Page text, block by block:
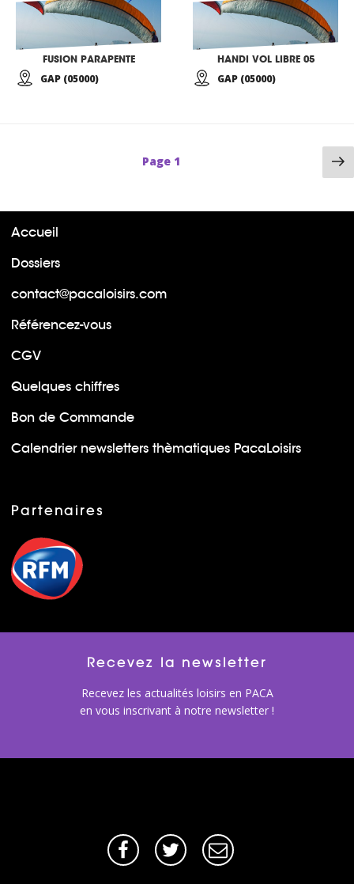
FUSION PARAPENTE
GAP (05000)
HANDI VOL LIBRE 05
GAP (05000)
Page 1
Accueil
Dossiers
contact@pacaloisirs.com
Référencez-vous
CGV
Quelques chiffres
Bon de Commande
Calendrier newsletters thèmatiques PacaLoisirs
Partenaires
Recevez la newsletter
Recevez les actualités loisirs en PACA
en vous inscrivant à notre newsletter !
FacebookTwitter
E-
mail